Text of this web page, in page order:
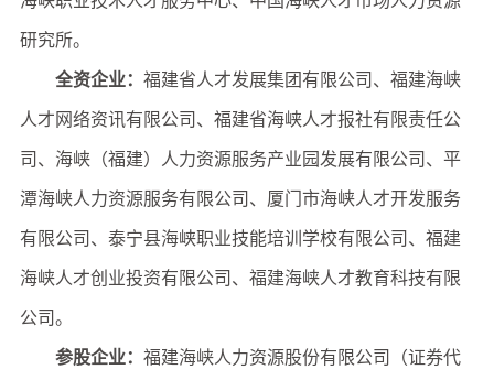
研究所。
全资企业： 福建省人才发展集团有限公司、福建海峡
人才网络资讯有限公司、福建省海峡人才报社有限责任公
司、海峡（福建）人力资源服务产业园发展有限公司、平
潭海峡人力资源服务有限公司、厦门市海峡人才开发服务
有限公司、泰宁县海峡职业技能培训学校有限公司、福建
海峡人才创业投资有限公司、福建海峡人才教育科技有限
公司。
参股企业： 福建海峡人力资源股份有限公司（证券代